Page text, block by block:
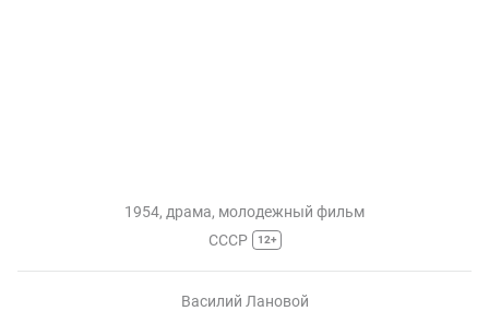
1954, драма, молодежный фильм
СССР
12+
Василий Лановой